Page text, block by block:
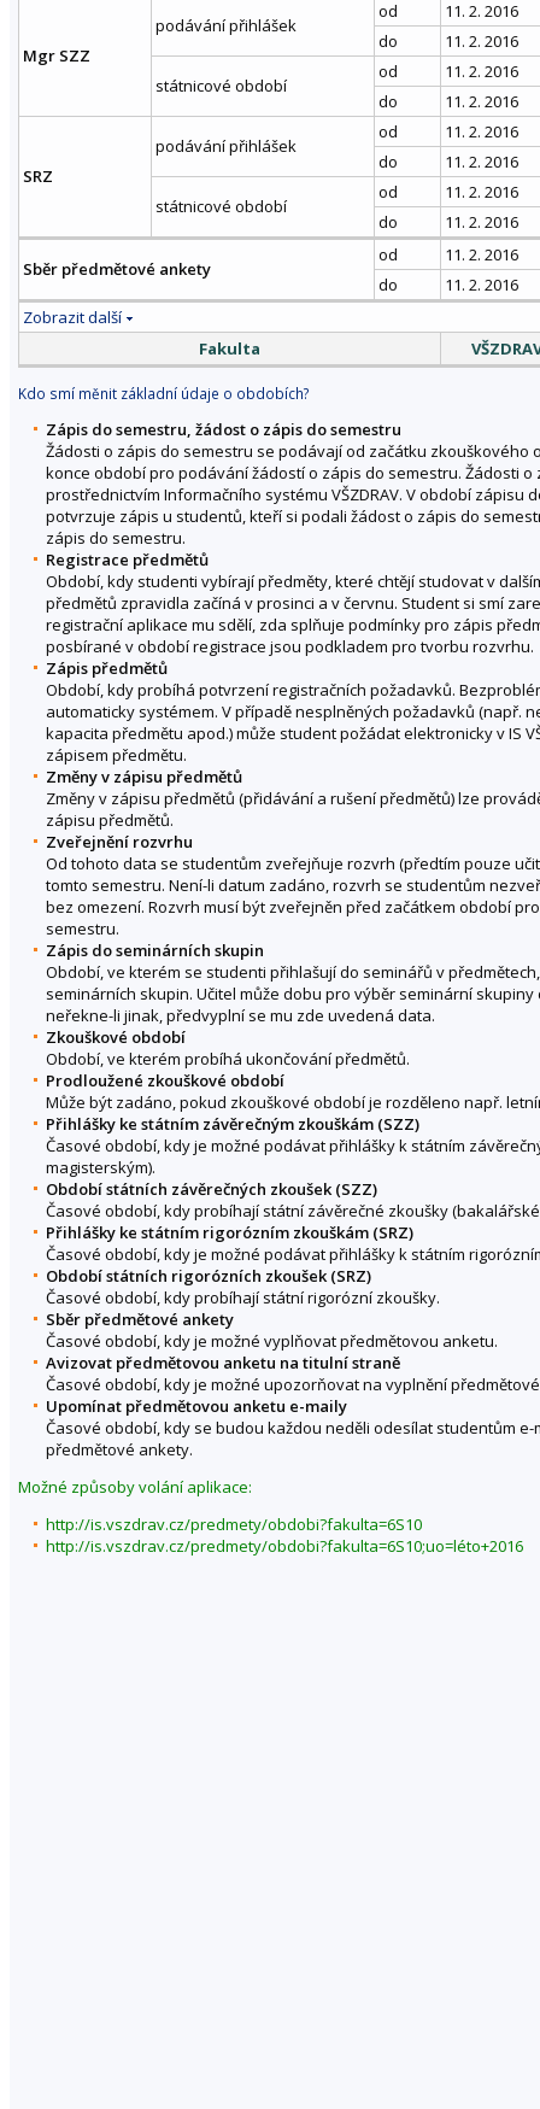
Mgr SZZ
podávání přihlášek
od
11. 2. 2016
do
11. 2. 2016
státnicové období
od
11. 2. 2016
do
11. 2. 2016
SRZ
podávání přihlášek
od
11. 2. 2016
do
11. 2. 2016
státnicové období
od
11. 2. 2016
do
11. 2. 2016
Sběr předmětové ankety
od
11. 2. 2016
do
11. 2. 2016
Zobrazit další
Fakulta
Kdo smí měnit základní údaje o obdobích?
Zápis do semestru, žádost o zápis do semestru
Žádosti o zápis do semestru se podávají od začátku
konce období pro podávání žádostí o zápis do semestru. Žádosti
prostřednictvím Informačního systému VŠZDRAV. V období zápisu
potvrzuje zápis u studentů, kteří si podali žádost o zápis do
zápis do semestru.
Registrace předmětů
Období, kdy studenti vybírají předměty, které chtějí studovat v
předmětů zpravidla začíná v prosinci a v červnu. Student si smí
registrační aplikace mu sdělí, zda splňuje podmínky pro zápis
posbírané v období registrace jsou podkladem pro tvorbu rozvrhu.
Zápis předmětů
Období, kdy probíhá potvrzení registračních požadavků.
automaticky systémem. V případě nesplněných požadavků (např.
kapacita předmětu apod.) může student požádat elektronicky v IS
zápisem předmětu.
Změny v zápisu předmětů
Změny v zápisu předmětů (přidávání a rušení předmětů) lze
zápisu předmětů.
Zveřejnění rozvrhu
Od tohoto data se studentům zveřejňuje rozvrh (předtím pouze
tomto semestru. Není-li datum zadáno, rozvrh se studentům
bez omezení. Rozvrh musí být zveřejněn před začátkem období
semestru.
Zápis do seminárních skupin
Období, ve kterém se studenti přihlašují do seminářů v
seminárních skupin. Učitel může dobu pro výběr seminární
neřekne-li jinak, předvyplní se mu zde uvedená data.
Zkouškové období
Období, ve kterém probíhá ukončování předmětů.
Prodloužené zkouškové období
Může být zadáno, pokud zkouškové období je rozděleno např.
Přihlášky ke státním závěrečným zkouškám (SZZ)
Časové období, kdy je možné podávat přihlášky k státním
magisterským).
Období státních závěrečných zkoušek (SZZ)
Časové období, kdy probíhají státní závěrečné zkoušky
Přihlášky ke státním rigorózním zkouškám (SRZ)
Časové období, kdy je možné podávat přihlášky k státním
Období státních rigorózních zkoušek (SRZ)
Časové období, kdy probíhají státní rigorózní zkoušky.
Sběr předmětové ankety
Časové období, kdy je možné vyplňovat předmětovou anketu.
Avizovat předmětovou anketu na titulní straně
Časové období, kdy je možné upozorňovat na vyplnění
Upomínat předmětovou anketu e-maily
Časové období, kdy se budou každou neděli odesílat studentům
předmětové ankety.
Možné způsoby volání aplikace:
http://is.vszdrav.cz/predmety/obdobi?fakulta=6S10
http://is.vszdrav.cz/predmety/obdobi?fakulta=6S10;uo=léto+2016